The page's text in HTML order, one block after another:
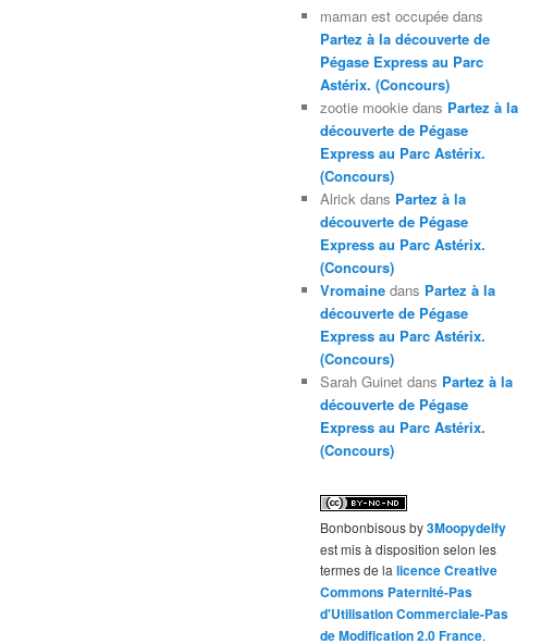
maman est occupée dans
Partez à la découverte de
Pégase Express au Parc
Astérix. (Concours)
zootie mookie dans Partez à la
découverte de Pégase
Express au Parc Astérix.
(Concours)
Alrick dans Partez à la
découverte de Pégase
Express au Parc Astérix.
(Concours)
Vromaine dans Partez à la
découverte de Pégase
Express au Parc Astérix.
(Concours)
Sarah Guinet dans Partez à la
découverte de Pégase
Express au Parc Astérix.
(Concours)
Bonbonbisousby3Moopydelfy
est mis à disposition selon les
termes de la licence Creative
Commons Paternité-Pas
d'Utilisation Commerciale-Pas
de Modification 2.0 France.